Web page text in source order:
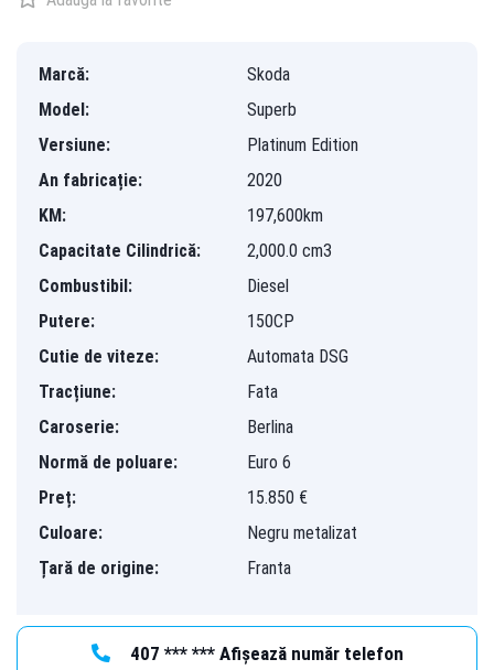
Marcă:
Skoda
Model:
Superb
Versiune:
Platinum Edition
An fabricație:
2020
KM:
197,600km
Capacitate Cilindrică:
2,000.0 cm3
Combustibil:
Diesel
Putere:
150CP
Cutie de viteze:
Automata DSG
Tracțiune:
Fata
Caroserie:
Berlina
Normă de poluare:
Euro 6
Preț:
15.850 €
Culoare:
Negru metalizat
Țară de origine:
Franta
407 *** *** Afișează număr telefon